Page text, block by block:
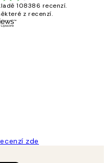
108386 recenzí.
z recenzí.
zde